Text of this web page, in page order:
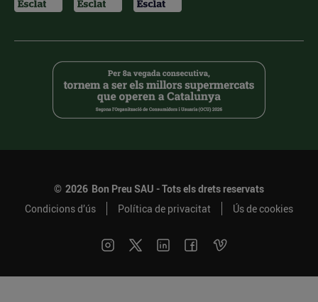
© 2026 Bon Preu SAU - Tots els drets reservats
Condicions d’ús
Política de privacitat Ús de cookies